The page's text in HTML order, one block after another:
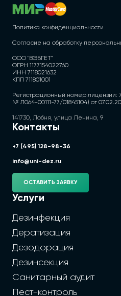
Политика конфиденциальности
Согласие на обработку
ООО "ВЭБГЕТ"
ОГРН 1177154022760
ИНН 7118021632
КПП 711801001
Регистрационный номер лицензии:
№ Л064-00111-77/01845104) от
141730, Лобня, улица Ленина, 9
Контакты
+7 (495) 128-98-36
info@uni-dez.ru
ОСТАВИТЬ ЗАЯВКУ
Услуги
Дезинфекция
Дератизация
Дезодорация
Дезинсекция
Санитарный аудит
Пест-контроль